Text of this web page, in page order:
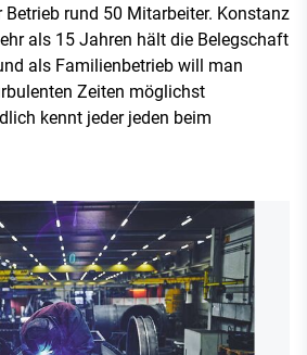
rund 50 Mitarbeiter. Konstanz
als 15 Jahren hält die Belegschaft
als Familienbetrieb will man
Zeiten möglichst
kennt jeder jeden beim